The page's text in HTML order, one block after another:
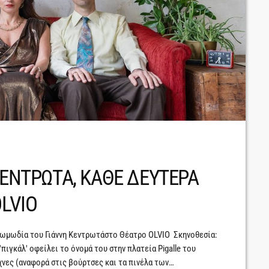
ΚΑΘΕ ΔΕΥΤΕΡΑ
του Γιάννη Κεντρωτάστο Θέατρο OLVIO Σκηνοθεσία:
οφείλει το όνομά του στην πλατεία Pigalle του
(αναφορά στις βούρτσες και τα πινέλα των